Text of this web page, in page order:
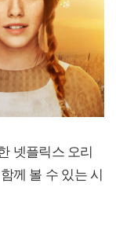
넷플릭스 오리
께 볼 수 있는 시